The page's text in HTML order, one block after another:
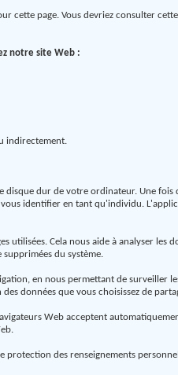
cette page. Vous devriez consulter
notre site Web :
indirectement.
dur de votre ordinateur. Une
identifier en tant qu'individu.
Cela nous aide à analyser
du système.
en nous permettant de surveiller
données que vous choisissez de
Web acceptent
protection des renseignements